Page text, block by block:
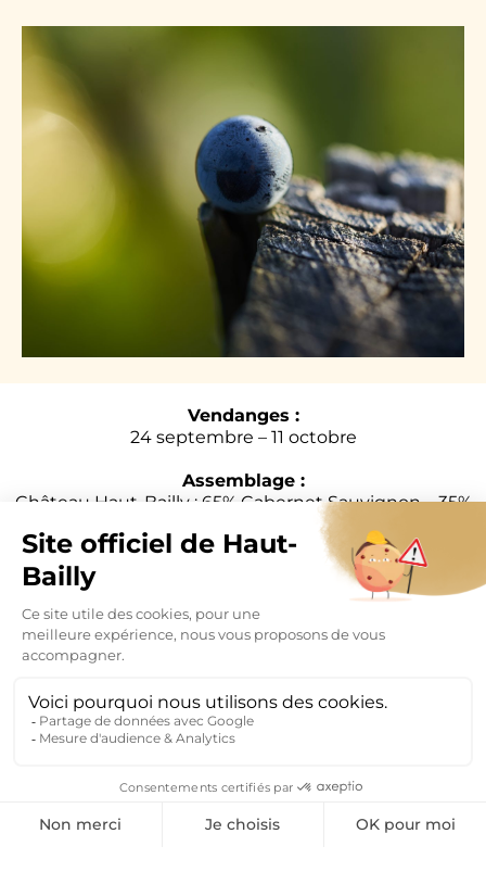
Vendanges :
24 septembre – 11 octobre
Assemblage :
Château Haut-Bailly : 65% Cabernet Sauvignon – 35%
La Parde Haut-Bailly : 55% Cabernet Sauvignon – 25%
Merlot – 20% Cabernet Franc